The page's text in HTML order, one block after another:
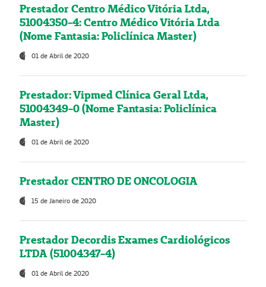
Prestador Centro Médico Vitória Ltda,
51004350-4: Centro Médico Vitória Ltda
(Nome Fantasia: Policlínica Master)
01 de Abril de 2020
Prestador: Vipmed Clínica Geral Ltda,
51004349-0 (Nome Fantasia: Policlínica
Master)
01 de Abril de 2020
Prestador CENTRO DE ONCOLOGIA
15 de Janeiro de 2020
Prestador Decordis Exames Cardiológicos
LTDA (51004347-4)
01 de Abril de 2020